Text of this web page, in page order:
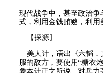
现代战争中，甚至政治
式，利用金钱贿赂，利用
【探源】
美人计，语出《六韬．
服的敌方，要使用“糖衣
象本计正文所说，对兵